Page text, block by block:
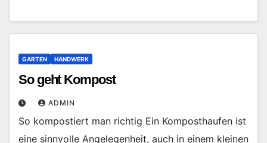
GARTEN HANDWERK
So geht Kompost
ADMIN
So kompostiert man richtig Ein Komposthaufen ist
eine sinnvolle Angelegenheit, auch in einem kleinen